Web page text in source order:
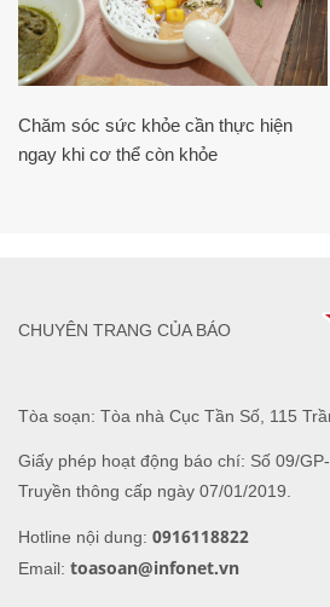
Chăm sóc sức khỏe cần thực hiện
ngay khi cơ thể còn khỏe
Tòa soạn: Tòa nhà Cục Tần Số, 115
Giấy phép hoạt động báo chí: Số 09/
Truyền thông cấp ngày 07/01/2019.
Hotline nội dung: 0916118822
Email: toasoan@infonet.vn
CHUYÊN TRANG CỦA BÁO